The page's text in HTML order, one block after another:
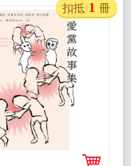
扣抵 1 冊